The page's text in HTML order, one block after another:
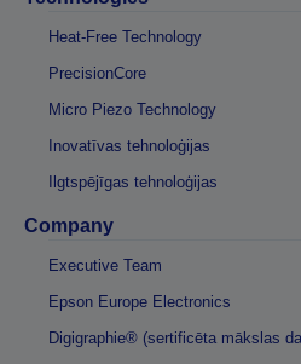
Heat-Free Technology
PrecisionCore
Micro Piezo Technology
Inovatīvas tehnoloģijas
Ilgtspējīgas tehnoloģijas
Company
Executive Team
Epson Europe Electronics
Digigraphie® (sertificēta mākslas